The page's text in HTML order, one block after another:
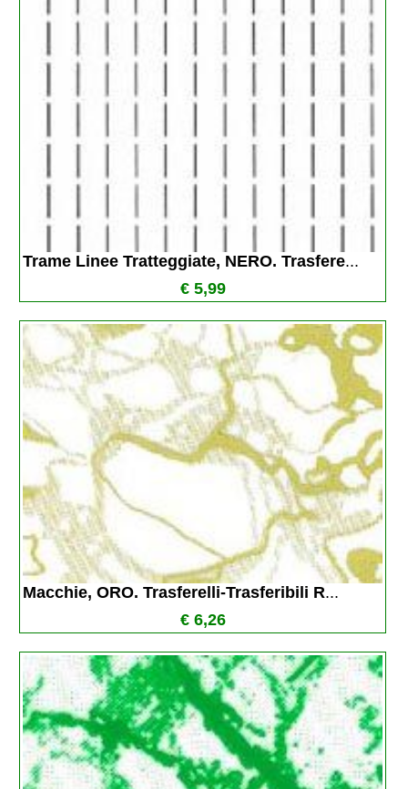
Trame Linee Tratteggiate, NERO. Trasfere...
€ 5,99
Macchie, ORO. Trasferelli-Trasferibili R...
€ 6,26